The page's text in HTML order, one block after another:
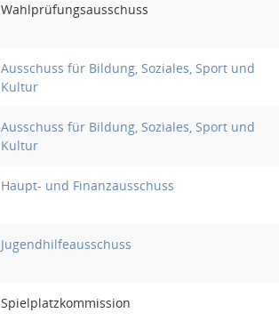
Wahlprüfungsausschuss
Ausschuss für Bildung, Soziales, Sport und
Kultur
Ausschuss für Bildung, Soziales, Sport und
Kultur
Haupt- und Finanzausschuss
Jugendhilfeausschuss
Spielplatzkommission